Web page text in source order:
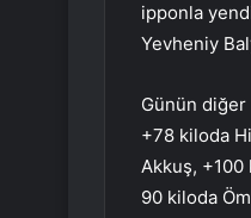
ipponla
Yevheniy
Günün
+78 kiloda
Akkuş, +100
90 kiloda